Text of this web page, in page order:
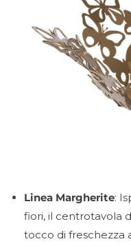
Linea Margherite:
fiori, il centrotavola
tocco di freschezza